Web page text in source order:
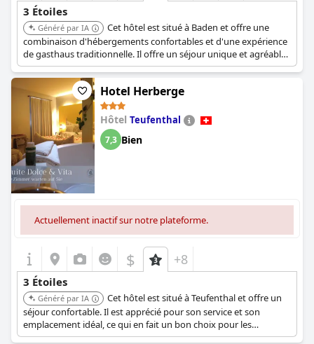
3 Étoiles
Généré par IA
Cet hôtel est situé à Baden et offre une
combinaison d'hébergements confortables et d'une expérience
de gasthaus traditionnelle. Il offre un séjour unique et agréable
aux clients.
Hotel Herberge
Hôtel Teufenthal
7,3 Bien
Actuellement inactif sur notre plateforme.
$ +8
3 Étoiles
Généré par IA
Cet hôtel est situé à Teufenthal et offre un
séjour confortable. Il est apprécié pour son service et son
emplacement idéal, ce qui en fait un bon choix pour les
voyageurs.